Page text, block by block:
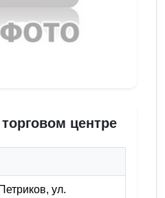
центре
ул.